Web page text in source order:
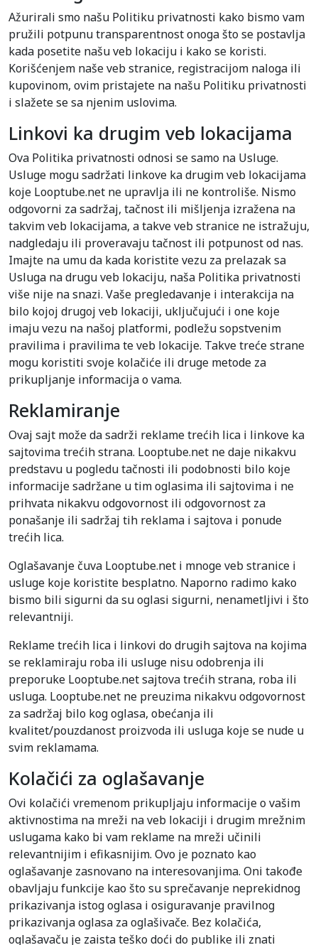
Ažurirali smo našu Politiku privatnosti kako bismo vam
pružili potpunu transparentnost onoga što se postavlja
kada posetite našu veb lokaciju i kako se koristi.
Korišćenjem naše veb stranice, registracijom naloga ili
kupovinom, ovim pristajete na našu Politiku privatnosti
i slažete se sa njenim uslovima.
Linkovi ka drugim veb lokacijama
Ova Politika privatnosti odnosi se samo na Usluge.
Usluge mogu sadržati linkove ka drugim veb lokacijama
koje Looptube.net ne upravlja ili ne kontroliše. Nismo
odgovorni za sadržaj, tačnost ili mišljenja izražena na
takvim veb lokacijama, a takve veb stranice ne istražuju,
nadgledaju ili proveravaju tačnost ili potpunost od nas.
Imajte na umu da kada koristite vezu za prelazak sa
Usluga na drugu veb lokaciju, naša Politika privatnosti
više nije na snazi. Vaše pregledavanje i interakcija na
bilo kojoj drugoj veb lokaciji, uključujući i one koje
imaju vezu na našoj platformi, podležu sopstvenim
pravilima i pravilima te veb lokacije. Takve treće strane
mogu koristiti svoje kolačiće ili druge metode za
prikupljanje informacija o vama.
Reklamiranje
Ovaj sajt može da sadrži reklame trećih lica i linkove ka
sajtovima trećih strana. Looptube.net ne daje nikakvu
predstavu u pogledu tačnosti ili podobnosti bilo koje
informacije sadržane u tim oglasima ili sajtovima i ne
prihvata nikakvu odgovornost ili odgovornost za
ponašanje ili sadržaj tih reklama i sajtova i ponude
trećih lica.
Oglašavanje čuva Looptube.net i mnoge veb stranice i
usluge koje koristite besplatno. Naporno radimo kako
bismo bili sigurni da su oglasi sigurni, nenametljivi i što
relevantniji.
Reklame trećih lica i linkovi do drugih sajtova na kojima
se reklamiraju roba ili usluge nisu odobrenja ili
preporuke Looptube.net sajtova trećih strana, roba ili
usluga. Looptube.net ne preuzima nikakvu odgovornost
za sadržaj bilo kog oglasa, obećanja ili
kvalitet/pouzdanost proizvoda ili usluga koje se nude u
svim reklamama.
Kolačići za oglašavanje
Ovi kolačići vremenom prikupljaju informacije o vašim
aktivnostima na mreži na veb lokaciji i drugim mrežnim
uslugama kako bi vam reklame na mreži učinili
relevantnijim i efikasnijim. Ovo je poznato kao
oglašavanje zasnovano na interesovanjima. Oni takođe
obavljaju funkcije kao što su sprečavanje neprekidnog
prikazivanja istog oglasa i osiguravanje pravilnog
prikazivanja oglasa za oglašivače. Bez kolačića,
oglašavaču je zaista teško doći do publike ili znati